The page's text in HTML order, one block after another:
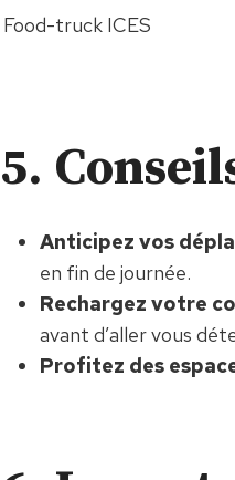
Food-truck ICES
5.
Anticipez vos
en fin de journée.
Rechargez votre
avant d’aller vous
Profitez des